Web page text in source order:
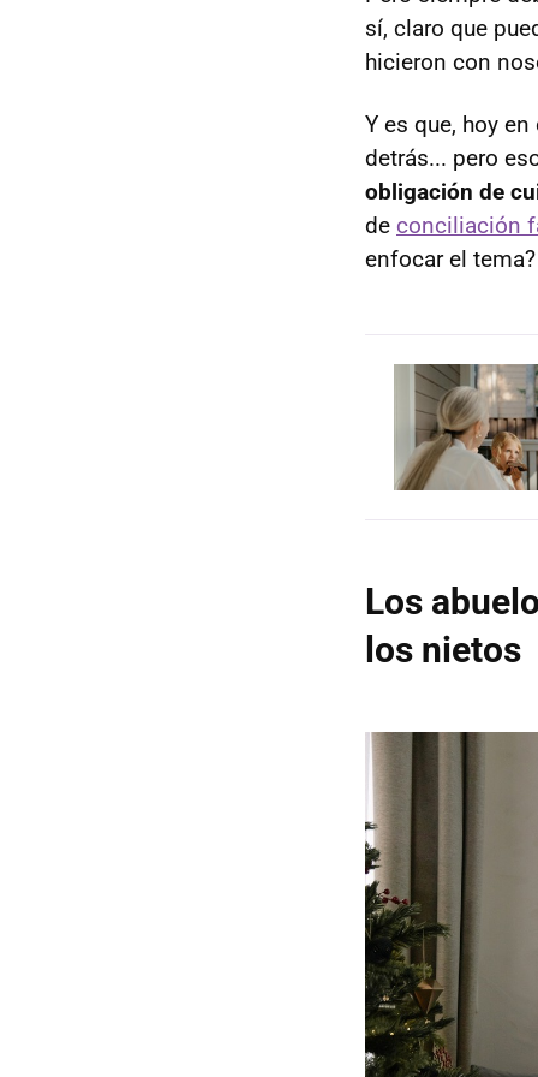
sí, claro que
hicieron con
Y es que, hoy
detrás... pero
obligación de
de conciliación
enfocar el tema?
Los
los nietos